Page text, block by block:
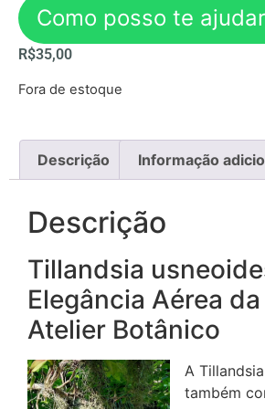
Como posso te
R$35,00
Fora de estoque
Descrição Informação
Descrição
Tillandsia
Elegância Aérea
Atelier Botânico
A
também